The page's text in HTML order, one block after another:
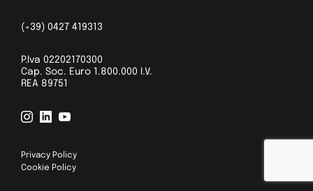
(+39) 0427 419313
P.Iva 02202170300
Cap. Soc. Euro 1.800.000 I.V.
REA 89751
Privacy Policy
Cookie Policy